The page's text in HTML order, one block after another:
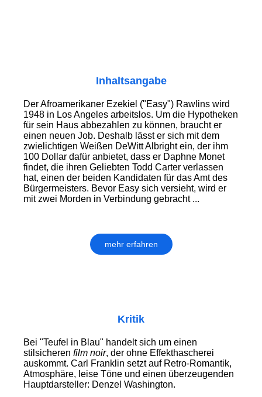
Inhaltsangabe
Der Afroamerikaner Ezekiel ("Easy") Rawlins wird
1948 in Los Angeles arbeitslos. Um die Hypotheken
für sein Haus abbezahlen zu können, braucht er
einen neuen Job. Deshalb lässt er sich mit dem
zwielichtigen Weißen DeWitt Albright ein, der ihm
100 Dollar dafür anbietet, dass er Daphne Monet
findet, die ihren Geliebten Todd Carter verlassen
hat, einen der beiden Kandidaten für das Amt des
Bürgermeisters. Bevor Easy sich versieht, wird er
mit zwei Morden in Verbindung gebracht ...
mehr erfahren
Kritik
Bei "Teufel in Blau" handelt sich um einen
stilsicheren film noir, der ohne Effekthascherei
auskommt. Carl Franklin setzt auf Retro-Romantik,
Atmosphäre, leise Töne und einen überzeugenden
Hauptdarsteller: Denzel Washington.